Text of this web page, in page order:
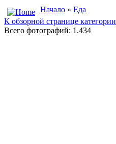
Начало » Еда
К обзорной странице категории
Всего фотографий: 1.434